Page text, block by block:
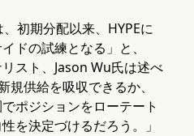
初期分配以来、HYPEに
ドの試練となる」と、
スト、Jason Wu氏は述べ
規供給を吸収できるか、
ポジションをローテート
を決定づけるだろう。」